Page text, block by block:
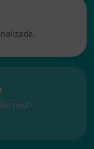
post-